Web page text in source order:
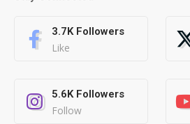
3.7K Followers
Like
5.6K Followers
Follow